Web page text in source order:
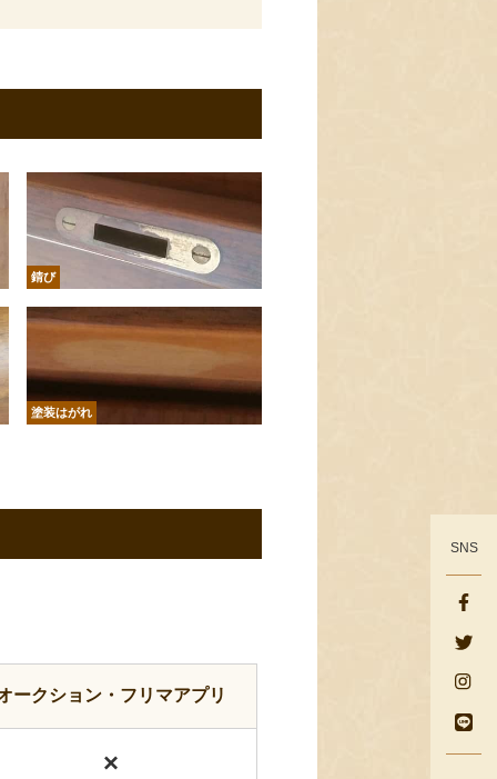
錆び
塗装はがれ
ークション・フリマアプリ
×
SNS